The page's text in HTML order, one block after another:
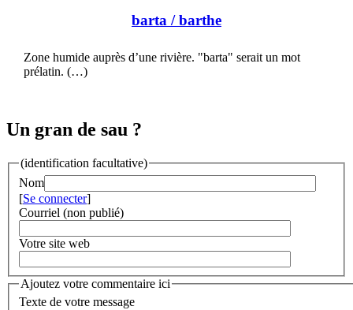
barta / barthe
Zone humide auprès d’une rivière. "barta" serait un mot
prélatin. (…)
Un gran de sau ?
(identification facultative)
Nom
[Se connecter]
Courriel (non publié)
Votre site web
Ajoutez votre commentaire ici
Texte de votre message